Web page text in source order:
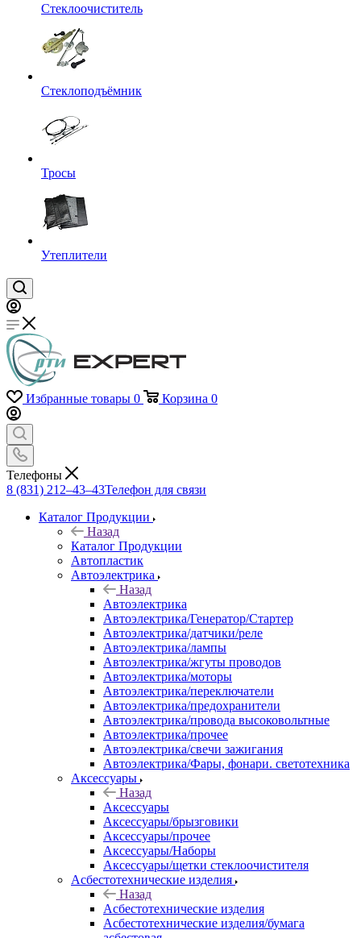
Стеклоочиститель
Стеклоподъёмник
Тросы
Утеплители
Избранные товары 0 Корзина 0
Телефоны
8 (831) 212–43–43Телефон для связи
Каталог Продукции
Назад
Каталог Продукции
Автопластик
Автоэлектрика
Назад
Автоэлектрика
Автоэлектрика/Генератор/Стартер
Автоэлектрика/датчики/реле
Автоэлектрика/лампы
Автоэлектрика/жгуты проводов
Автоэлектрика/моторы
Автоэлектрика/переключатели
Автоэлектрика/предохранители
Автоэлектрика/провода высоковольтные
Автоэлектрика/прочее
Автоэлектрика/свечи зажигания
Автоэлектрика/Фары, фонари. светотехника
Аксессуары
Назад
Аксессуары
Аксессуары/брызговики
Аксессуары/прочее
Аксессуары/Наборы
Аксессуары/щетки стеклоочистителя
Асбестотехнические изделия
Назад
Асбестотехнические изделия
Асбестотехнические изделия/бумага